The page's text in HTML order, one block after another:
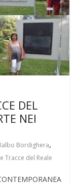
DEL
NEI
Bordighera,
Tracce del Reale